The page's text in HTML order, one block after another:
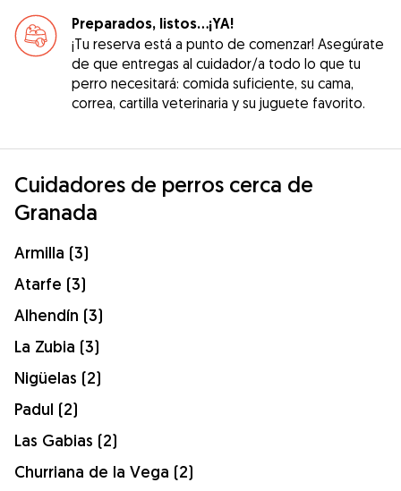
Preparados, listos...¡YA!
¡Tu reserva está a punto de comenzar! Asegúrate
de que entregas al cuidador/a todo lo que tu
perro necesitará: comida suficiente, su cama,
correa, cartilla veterinaria y su juguete favorito.
Cuidadores de perros cerca de
Granada
Armilla (3)
Atarfe (3)
Alhendín (3)
La Zubia (3)
Nigüelas (2)
Padul (2)
Las Gabias (2)
Churriana de la Vega (2)